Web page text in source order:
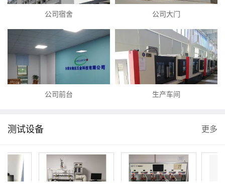
公司宿舍 公司大门
公司前台 生产车间
测试设备 更多